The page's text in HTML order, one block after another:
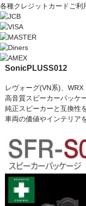
BMW
MINI
アウディ
日産
スバル
アクセス
お問い合わせ
各種クレジットカードご利
SonicPLUSS012
レヴォーグ(VN系)、
高音質スピーカーパッケ
純正スピーカーと互換性
車両の価値やインテリア